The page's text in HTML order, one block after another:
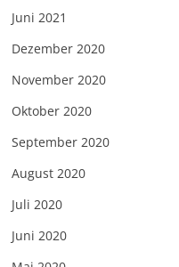
Juni 2021
Dezember 2020
November 2020
Oktober 2020
September 2020
August 2020
Juli 2020
Juni 2020